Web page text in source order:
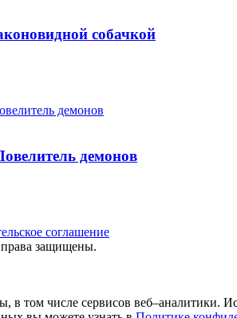
собачкой
демонов
соглашение
защищены.
в том числе сервисов веб–аналитики.